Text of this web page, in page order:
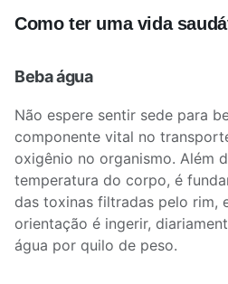
Como ter uma vida
Beba água
Não espere sentir sede para
componente vital no
oxigênio no organismo. Além
temperatura do corpo, é
das toxinas filtradas pelo rim,
orientação é ingerir,
água por quilo de peso.